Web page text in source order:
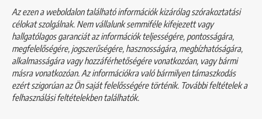
Az ezen a weboldalon található információk kizárólag szórakoztatási
célokat szolgálnak. Nem vállalunk semmiféle kifejezett vagy
hallgatólagos garanciát az információk teljességére, pontosságára,
megfelelőségére, jogszerűségére, hasznosságára, megbízhatóságára,
alkalmasságára vagy hozzáférhetőségére vonatkozóan, vagy bármi
másra vonatkozóan. Az információkra való bármilyen támaszkodás
ezért szigorúan az Ön saját felelősségére történik. További feltételek a
felhasználási feltételekbentalálhatók.